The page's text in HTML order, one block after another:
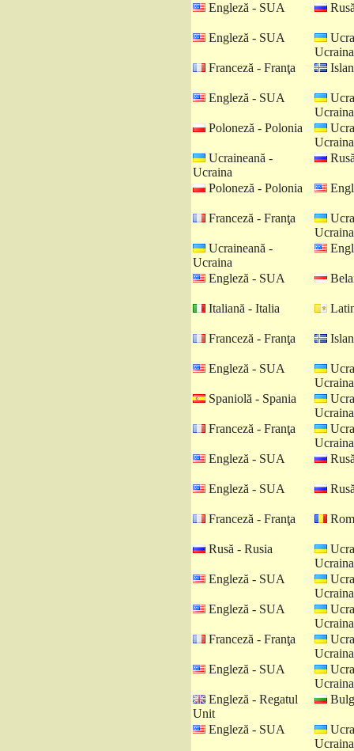
Engleză - SUA
Engleză - SUA
Ucraina
Franceză - Franţa
Engleză - SUA
Ucraina
Poloneză - Polonia
Ucraina
Ucraineană -
Ucraina
Poloneză - Polonia
Franceză - Franţa
Ucraina
Ucraineană -
Ucraina
Engleză - SUA
Italiană - Italia
Franceză - Franţa
Engleză - SUA
Ucraina
Spaniolă - Spania
Ucraina
Franceză - Franţa
Ucraina
Engleză - SUA
Engleză - SUA
Franceză - Franţa
Rusă - Rusia
Ucraina
Engleză - SUA
Ucraina
Engleză - SUA
Ucraina
Franceză - Franţa
Ucraina
Engleză - SUA
Ucraina
Engleză - Regatul
Unit
Engleză - SUA
Ucraina